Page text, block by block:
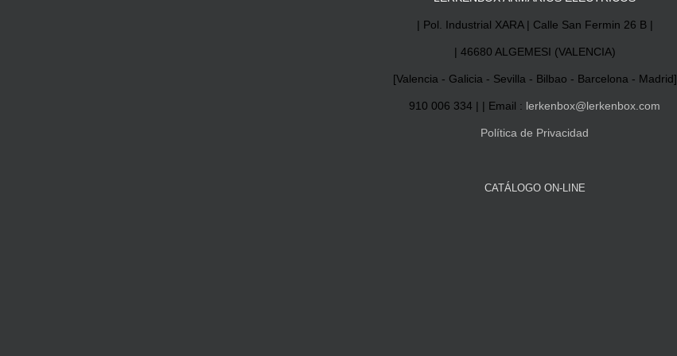
| Pol. Industrial XARA | Calle San Fermin 26 B |
| 46680 ALGEMESI (VALENCIA)
[Valencia - Galicia - Sevilla - Bilbao - Barcelona - Madrid]
910 006 334 | | Email : lerkenbox@lerkenbox.com
Política de Privacidad
CATÁLOGO ON-LINE